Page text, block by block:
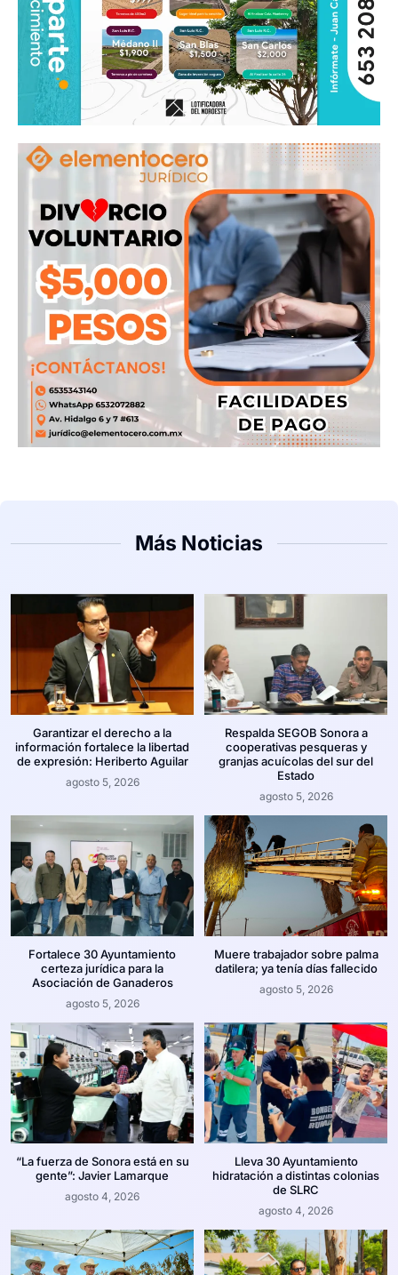
Más Noticias
Garantizar el derecho a la
información fortalece la libertad
de expresión: Heriberto Aguilar
agosto 5, 2026
Respalda SEGOB Sonora a
cooperativas pesqueras y
granjas acuícolas del sur del
Estado
agosto 5, 2026
Fortalece 30 Ayuntamiento
certeza jurídica para la
Asociación de Ganaderos
agosto 5, 2026
Muere trabajador sobre palma
datilera; ya tenía días fallecido
agosto 5, 2026
“La fuerza de Sonora está en su
gente”: Javier Lamarque
agosto 4, 2026
Lleva 30 Ayuntamiento
hidratación a distintas colonias
de SLRC
agosto 4, 2026